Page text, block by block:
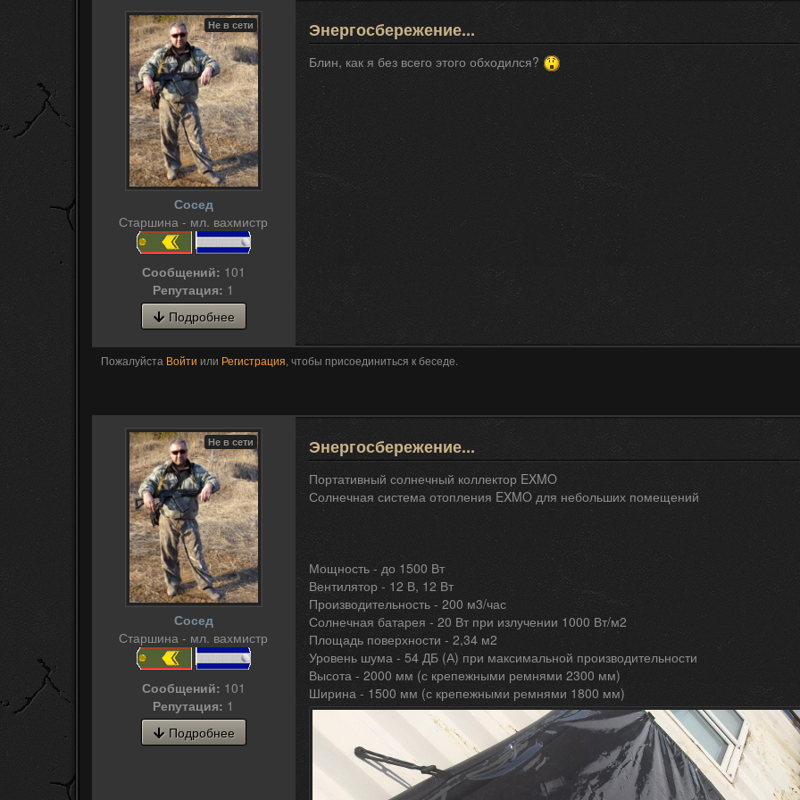
Не в сети
Сосед
Старшина - мл. вахмистр
Сообщений: 101
Репутация: 1
Подробнее
Энергосбережение...
Блин, как я без всего этого обходился?
Пожалуйста Войти или Регистрация, чтобы присоединиться к беседе.
Не в сети
Сосед
Старшина - мл. вахмистр
Сообщений: 101
Репутация: 1
Подробнее
Энергосбережение...
Портативный солнечный коллектор EXMO
Солнечная система отопления EXMO для небольших помещений
Мощность - до 1500 Вт
Вентилятор - 12 В, 12 Вт
Производительность - 200 м3/час
Солнечная батарея - 20 Вт при излучении 1000 Вт/м2
Площадь поверхности - 2,34 м2
Уровень шума - 54 ДБ (А) при максимальной производительности
Высота - 2000 мм (с крепежными ремнями 2300 мм)
Ширина - 1500 мм (с крепежными ремнями 1800 мм)